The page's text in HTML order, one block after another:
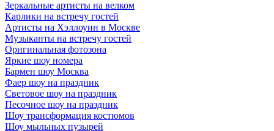
Зеркальные артисты на велком
Карлики на встречу гостей
Артисты на Хэллоуин в Москве
Музыканты на встречу гостей
Оригинальная фотозона
Яркие шоу номера
Бармен шоу Москва
Фаер шоу на праздник
Световое шоу на праздник
Песочное шоу на праздник
Шоу трансформация костюмов
Шоу мыльных пузырей